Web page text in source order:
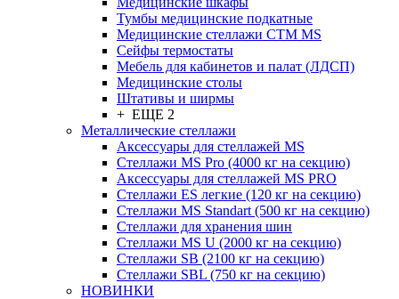
Тумбы медицинские подкатные
Медицинские стеллажи CTM MS
Сейфы термостаты
Мебель для кабинетов и палат (ЛДСП)
Медицинские столы
Штативы и ширмы
+ ЕЩЕ 2
Металлические стеллажи
Аксессуары для стеллажей MS
Стеллажи MS Pro (4000 кг на секцию)
Аксессуары для стеллажей MS PRO
Стеллажи ES легкие (120 кг на секцию)
Стеллажи MS Standart (500 кг на секцию)
Стеллажи для хранения шин
Стеллажи MS U (2000 кг на секцию)
Стеллажи SB (2100 кг на секцию)
Стеллажи SBL (750 кг на секцию)
НОВИНКИ